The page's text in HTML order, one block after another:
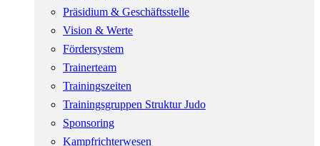
Präsidium & Geschäftsstelle
Vision & Werte
Fördersystem
Trainerteam
Trainingszeiten
Trainingsgruppen Struktur Judo
Sponsoring
Kampfrichterwesen